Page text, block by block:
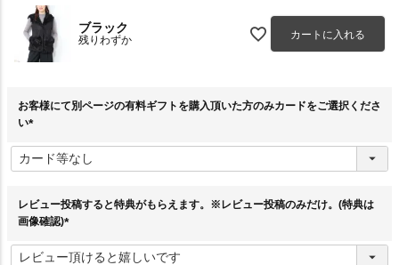
ブラック
残りわずか カートに入れる
お客様にて別ページの有料ギフトを購入頂いた方のみカードをご選択くださ
い
必
須
レビュー投稿すると特典がもらえます。※レビュー投稿のみだけ。(特典は
画像確認)
必